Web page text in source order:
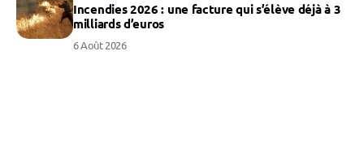
Incendies 2026 : une facture qui s’élève déjà à 3
milliards d’euros
6 Août 2026